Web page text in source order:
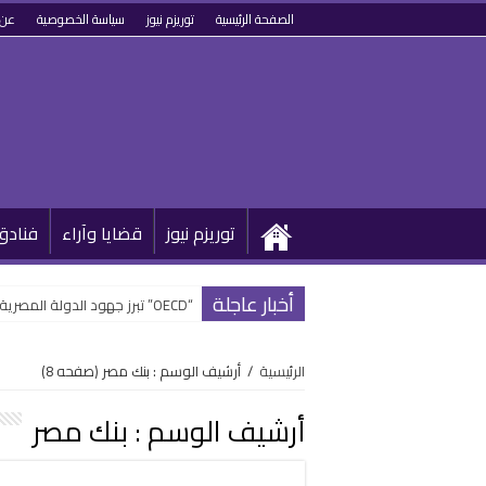
الصفحة الرئيسية توريزم نيوز سياسة الخصوصية
توريزم نيوز قضايا وآراء
أخبار عاجلة “OECD” تبرز جهود الدولة المصرية في تطوير القطاع السياحي وتحويله رقمياً
الرئيسية / أرشيف الوسم : بنك مصر (صفحه 8)
أرشيف الوسم : بنك مصر